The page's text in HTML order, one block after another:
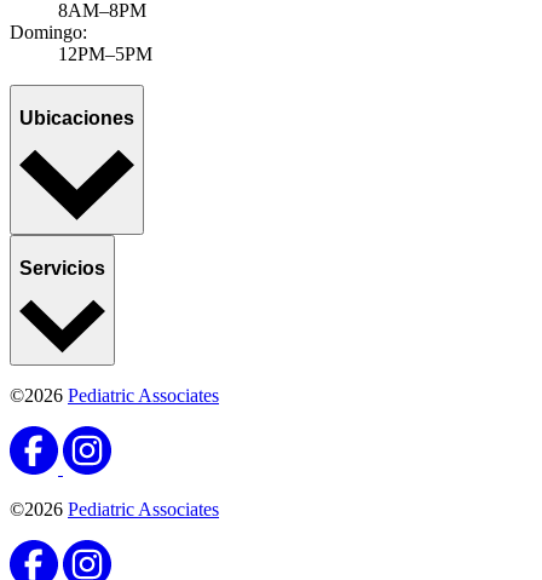
8AM–8PM
Domingo:
12PM–5PM
Ubicaciones
Servicios
©2026 Pediatric Associates
©2026 Pediatric Associates